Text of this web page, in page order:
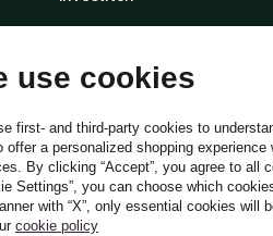
use cookies
first- and third-party cookies to
offer a personalized shopping experience
By clicking “Accept”, you agree to all
Settings”, you can choose which
with “X”, only essential cookies will
cookie policy